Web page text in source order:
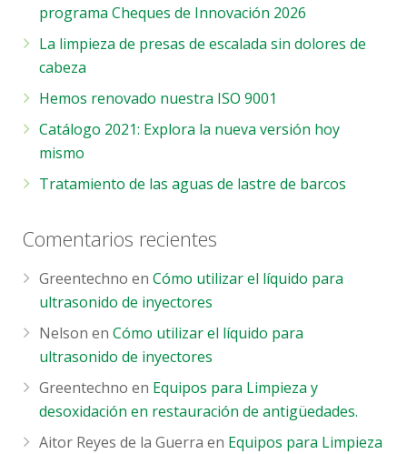
programa Cheques de Innovación 2026
La limpieza de presas de escalada sin dolores de
cabeza
Hemos renovado nuestra ISO 9001
Catálogo 2021: Explora la nueva versión hoy
mismo
Tratamiento de las aguas de lastre de barcos
Comentarios recientes
Greentechno enCómo utilizar el líquido para
ultrasonido de inyectores
Nelson enCómo utilizar el líquido para
ultrasonido de inyectores
Greentechno en Equipos para Limpieza y
desoxidación en restauración de antigüedades.
Aitor Reyes de la Guerra en Equipos para Limpieza